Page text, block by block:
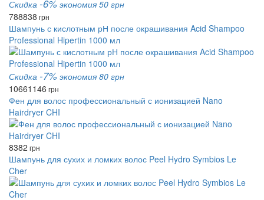
Скидка -6% экономия 50 грн
788838 грн
Шампунь с кислотным рН после окрашивания Acid Shampoo
Professional Hipertin 1000 мл
Скидка -7% экономия 80 грн
10661146 грн
Фен для волос профессиональный с ионизацией Nano
Hairdryer CHI
8382 грн
Шампунь для сухих и ломких волос Peel Hydro Symbios Le
Cher